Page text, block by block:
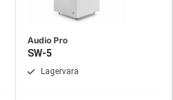
Audio Pro
SW-5
Lagervara